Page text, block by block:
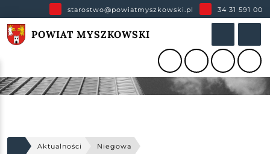
starostwo@powiatmyszkowski.pl 34 31 591 00
POWIAT MYSZKOWSKI
Aktualności Niegowa